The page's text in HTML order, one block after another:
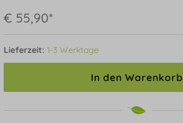
€ 55,90*
Lieferzeit: 1-3 Werktage
In den Warenkorb